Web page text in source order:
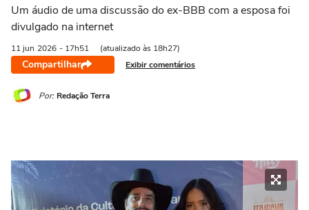
Um áudio de uma discussão do ex-BBB com a esposa foi
divulgado na internet
11 jun 2026 - 17h51 (atualizado às 18h27)
Compartilhar Exibir comentários
Por: Redação Terra